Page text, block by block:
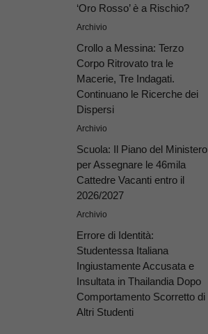
‘Oro Rosso’ è a Rischio?
Archivio
Crollo a Messina: Terzo
Corpo Ritrovato tra le
Macerie, Tre Indagati.
Continuano le Ricerche dei
Dispersi
Archivio
Scuola: Il Piano del Ministero
per Assegnare le 46mila
Cattedre Vacanti entro il
2026/2027
Archivio
Errore di Identità:
Studentessa Italiana
Ingiustamente Accusata e
Insultata in Thailandia Dopo
Comportamento Scorretto di
Altri Studenti